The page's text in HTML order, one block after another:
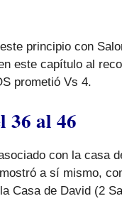
principio con
este capítulo al
prometió Vs 4.
36 al 46
con la casa
a sí mismo,
Casa de David (2